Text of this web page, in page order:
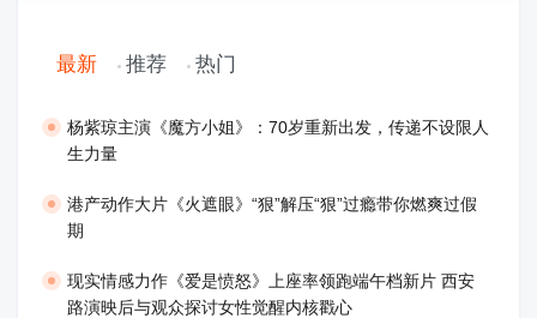
最新 推荐 热门
​杨紫琼主演《魔方小姐》：70岁重新出发，传递不设限人
生力量
港产动作大片《火遮眼》“狠”解压“狠”过瘾带你燃爽过假
期
现实情感力作《爱是愤怒》上座率领跑端午档新片 西安
路演映后与观众探讨女性觉醒内核戳心